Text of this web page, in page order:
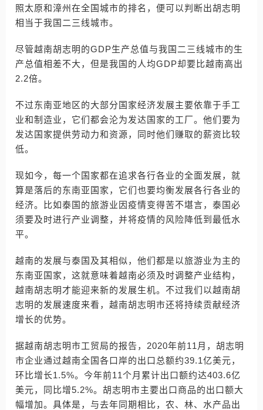
照太原和漳州在全国城市的排名，便可以判断出胡志明
相当于我国二三线城市。
尽管越南胡志明的GDP生产总值与我国二三线城市的生
产总值相差不大，但是我国的人均GDP却要比越南高出
2.2倍。
不过东南亚地区的大部分国家经济发展主要依靠于手工
业和制造业，它们都会沦为发达国家的工厂。他们要为
发达国家提供劳动力和资源，同时他们赚取的薪资比较
低。
现如今，每一个国家都在追求各行各业的全面发展，就
算是落后的东南亚国家，它们也要均衡发展各行各业的
经济。比如泰国的旅游业因疫情变得苦不堪言，泰国必
须要及时进行产业调整，并将疫情的风险降低到最低水
平。
越南的发展与泰国及其相似，他们都是以旅游业为主的
东南亚国家，这就意味着越南必须及时调整产业结构，
越南胡志明才能迎来新的发展生机。不过我们以越南胡
志明的发展速度来看，越南胡志明市还将持续贡献经济
增长的优势。
据越南胡志明市工贸局的报告，2020年前11月，胡志明
市企业通过越南全国各口岸的出口总额约39.1亿美元，
环比增长1.5%。今年前11个月累计出口额约达403.6亿
美元，同比增5.2%。胡志明市主要出口商品的出口额大
幅增加。具体是，与去年同期相比，农、林、水产品出